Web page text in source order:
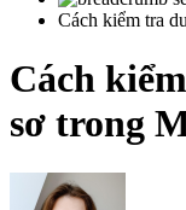
Cách kiểm tra
Cách
sơ trong